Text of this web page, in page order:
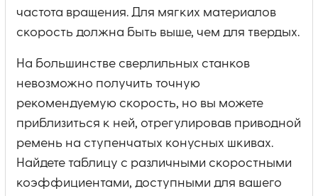
частота вращения. Для мягких материалов
скорость должна быть выше, чем для твердых.
На большинстве сверлильных станков
невозможно получить точную
рекомендуемую скорость, но вы можете
приблизиться к ней, отрегулировав приводной
ремень на ступенчатых конусных шкивах.
Найдете таблицу с различными скоростными
коэффициентами, доступными для вашего